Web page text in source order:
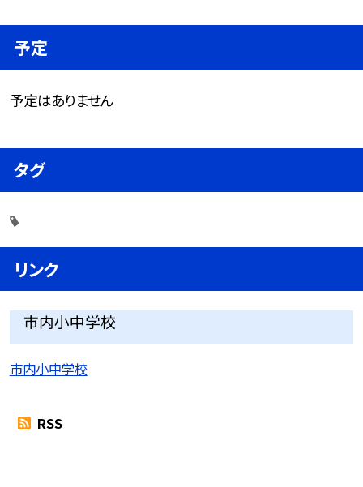
予定
予定はありません
タグ
リンク
市内小中学校
市内小中学校
RSS